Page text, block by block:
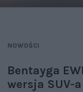
NOWOŚCI
Bentayga
wersja SUV-